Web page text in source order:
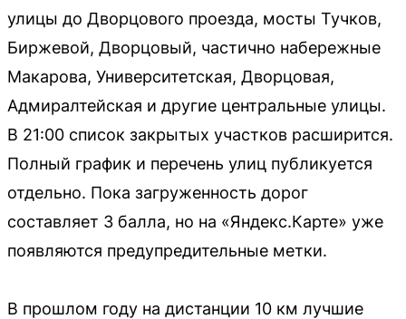
улицы до Дворцового проезда, мосты Тучков,
Биржевой, Дворцовый, частично набережные
Макарова, Университетская, Дворцовая,
Адмиралтейская и другие центральные улицы.
В 21:00 список закрытых участков расширится.
Полный график и перечень улиц публикуется
отдельно. Пока загруженность дорог
составляет 3 балла, но на «Яндекс.Карте» уже
появляются предупредительные метки.
В прошлом году на дистанции 10 км лучшие